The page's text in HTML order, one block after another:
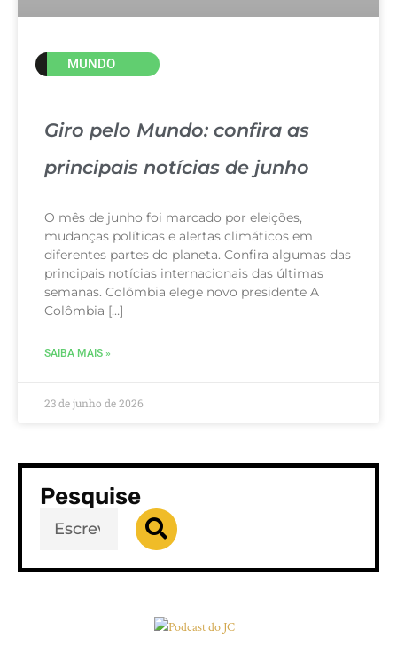
MUNDO
Giro pelo Mundo: confira as
principais notícias de junho
O mês de junho foi marcado por eleições,
mudanças políticas e alertas climáticos em
diferentes partes do planeta. Confira algumas das
principais notícias internacionais das últimas
semanas. Colômbia elege novo presidente A
Colômbia […]
SAIBA MAIS »
23 de junho de 2026
Pesquise